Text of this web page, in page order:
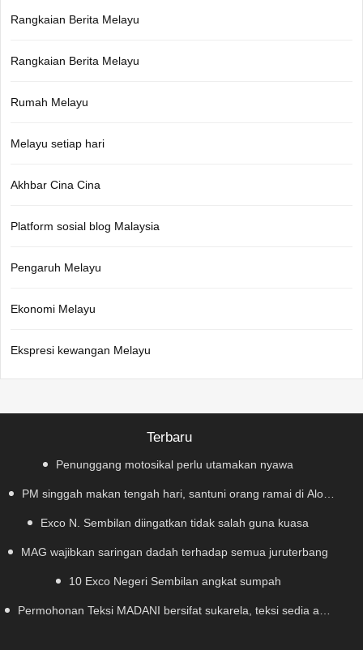
Rangkaian Berita Melayu
Rangkaian Berita Melayu
Rumah Melayu
Melayu setiap hari
Akhbar Cina Cina
Platform sosial blog Malaysia
Pengaruh Melayu
Ekonomi Melayu
Ekspresi kewangan Melayu
Terbaru
Penunggang motosikal perlu utamakan nyawa
PM singgah makan tengah hari, santuni orang ramai di Alor
Gajah
Exco N. Sembilan diingatkan tidak salah guna kuasa
MAG wajibkan saringan dadah terhadap semua juruterbang
10 Exco Negeri Sembilan angkat sumpah
Permohonan Teksi MADANI bersifat sukarela, teksi sedia ada